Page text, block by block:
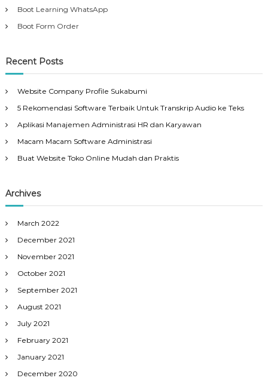
Boot Learning WhatsApp
Boot Form Order
Recent Posts
Website Company Profile Sukabumi
5 Rekomendasi Software Terbaik Untuk Transkrip Audio ke Teks
Aplikasi Manajemen Administrasi HR dan Karyawan
Macam Macam Software Administrasi
Buat Website Toko Online Mudah dan Praktis
Archives
March 2022
December 2021
November 2021
October 2021
September 2021
August 2021
July 2021
February 2021
January 2021
December 2020